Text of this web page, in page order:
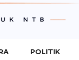
POLITIK